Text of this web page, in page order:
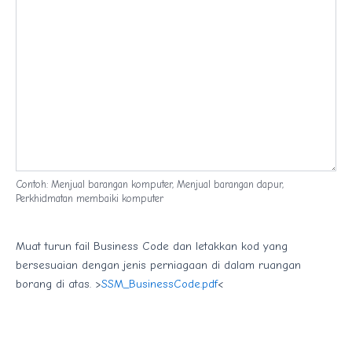
Contoh: Menjual barangan komputer, Menjual barangan dapur,
Perkhidmatan membaiki komputer
Muat turun fail Business Code dan letakkan kod yang
bersesuaian dengan jenis perniagaan di dalam ruangan
borang di atas. >SSM_BusinessCode.pdf<